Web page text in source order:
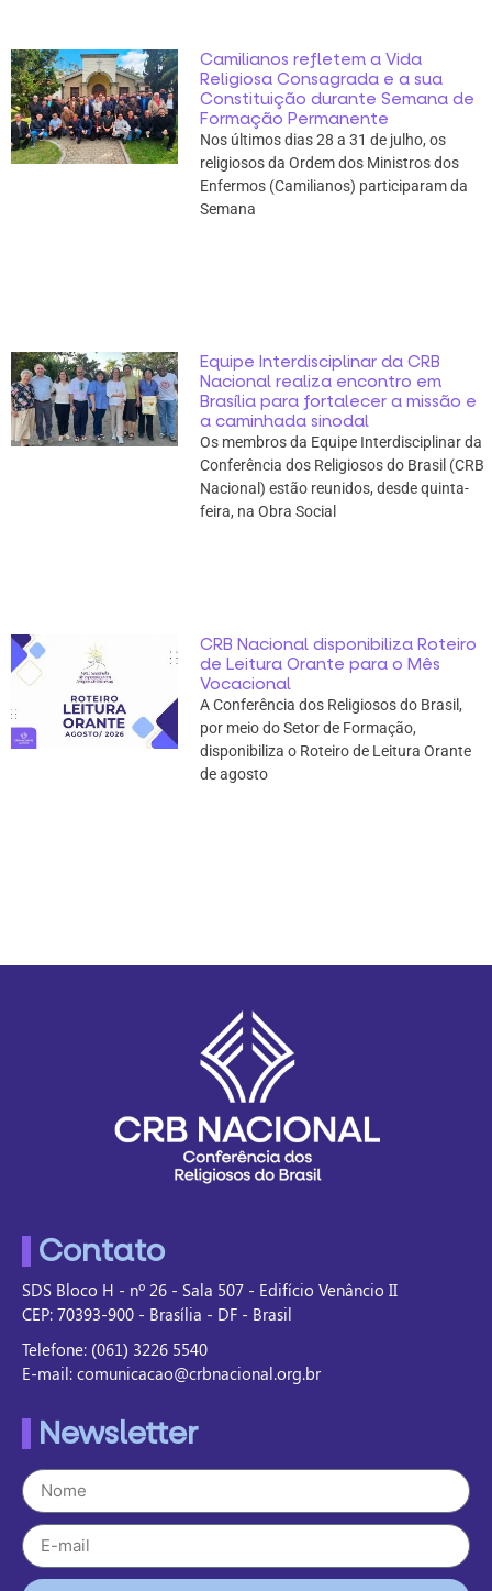
Camilianos refletem a Vida
Religiosa Consagrada e a sua
Constituição durante Semana de
Formação Permanente
Nos últimos dias 28 a 31 de julho, os
religiosos da Ordem dos Ministros dos
Enfermos (Camilianos) participaram da
Semana
Equipe Interdisciplinar da CRB
Nacional realiza encontro em
Brasília para fortalecer a missão e
a caminhada sinodal
Os membros da Equipe Interdisciplinar da
Conferência dos Religiosos do Brasil (CRB
Nacional) estão reunidos, desde quinta-
feira, na Obra Social
CRB Nacional disponibiliza Roteiro
de Leitura Orante para o Mês
Vocacional
A Conferência dos Religiosos do Brasil,
por meio do Setor de Formação,
disponibiliza o Roteiro de Leitura Orante
de agosto
Contato
SDS Bloco H - nº 26 - Sala 507 - Edifício Venâncio II
CEP: 70393-900 - Brasília - DF - Brasil
Telefone: (061) 3226 5540
E-mail: comunicacao@crbnacional.org.br
Newsletter